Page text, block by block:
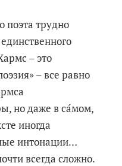
поэта трудно
– это
– все равно
но даже в са́мом,
иногда
интонации…
всегда сложно.